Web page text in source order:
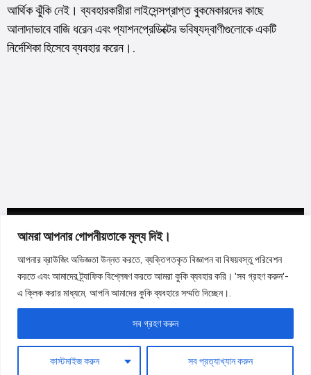
আমরা আপনার গোপনীয়তাকে মূল্য দিই।
আপনার ব্রাউজিং অভিজ্ঞতা উন্নত করতে, ব্যক্তিগতকৃত বিজ্ঞাপন বা বিষয়বস্তু পরিবেশন
করতে এবং আমাদের ট্র্যাফিক বিশ্লেষণ করতে আমরা কুকি ব্যবহার করি। 'সব গ্রহণ করুন'-
এ ক্লিক করার মাধ্যমে, আপনি আমাদের কুকি ব্যবহারে সম্মতি দিচ্ছেন।.
কাস্টমাইজ করুন সব প্রত্যাখ্যান করুন
সব গ্রহণ করুন
আর্থিক ঝুঁকি নেই। ব্যবহারকারীরা লাইসেন্সপ্রাপ্ত বুকমেকারদের কাছে
আলাদাভাবে বাজি ধরেন এবং প্যাশনপ্রেডিক্টের ভবিষ্যদ্বাণীগুলোকে একটি
নির্দেশিকা হিসেবে ব্যবহার করেন।.
Deutsch
Français
Italiano
हिन्दी
Kiswahili